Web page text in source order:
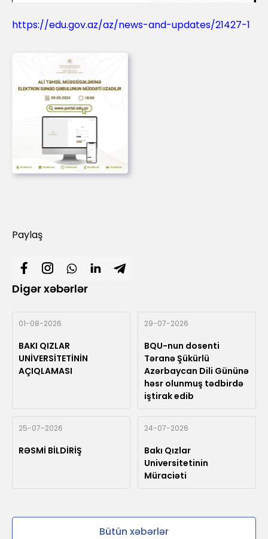
https://edu.gov.az/az/news-and-updates/21427-1
Paylaş
Digər xəbərlər
01-08-2026
BAKI QIZLAR
UNİVERSİTETİNİN
AÇIQLAMASI
29-07-2026
BQU-nun dosenti
Təranə Şükürlü
Azərbaycan Dili Gününə
həsr olunmuş tədbirdə
iştirak edib
25-07-2026
RƏSMİ BİLDİRİŞ
24-07-2026
Bakı Qızlar
Universitetinin
Müraciəti
Bütün xəbərlər